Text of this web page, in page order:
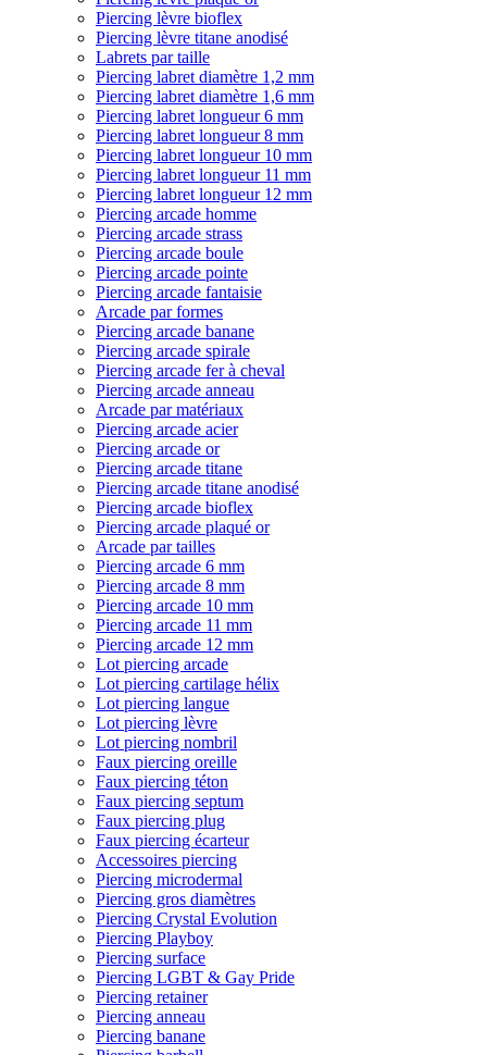
Piercing lèvre bioflex
Piercing lèvre titane anodisé
Labrets par taille
Piercing labret diamètre 1,2 mm
Piercing labret diamètre 1,6 mm
Piercing labret longueur 6 mm
Piercing labret longueur 8 mm
Piercing labret longueur 10 mm
Piercing labret longueur 11 mm
Piercing labret longueur 12 mm
Piercing arcade homme
Piercing arcade strass
Piercing arcade boule
Piercing arcade pointe
Piercing arcade fantaisie
Arcade par formes
Piercing arcade banane
Piercing arcade spirale
Piercing arcade fer à cheval
Piercing arcade anneau
Arcade par matériaux
Piercing arcade acier
Piercing arcade or
Piercing arcade titane
Piercing arcade titane anodisé
Piercing arcade bioflex
Piercing arcade plaqué or
Arcade par tailles
Piercing arcade 6 mm
Piercing arcade 8 mm
Piercing arcade 10 mm
Piercing arcade 11 mm
Piercing arcade 12 mm
Lot piercing arcade
Lot piercing cartilage hélix
Lot piercing langue
Lot piercing lèvre
Lot piercing nombril
Faux piercing oreille
Faux piercing téton
Faux piercing septum
Faux piercing plug
Faux piercing écarteur
Accessoires piercing
Piercing microdermal
Piercing gros diamètres
Piercing Crystal Evolution
Piercing Playboy
Piercing surface
Piercing LGBT & Gay Pride
Piercing retainer
Piercing anneau
Piercing banane